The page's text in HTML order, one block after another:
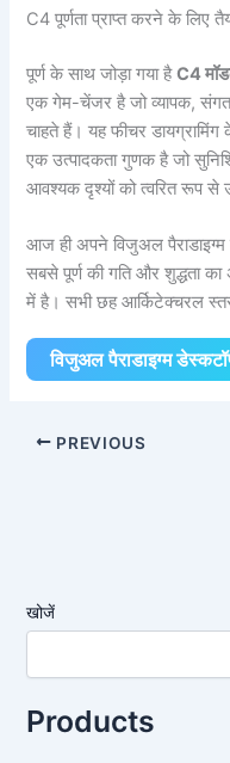
C4 पूर्णता प्राप्त करने के लिए
पूर्ण के साथ जोड़ा गया हैC4
एक गेम-चेंजर है जो व्यापक,
चाहते हैं। यह फीचर
एक उत्पादकता गुणक है जो
आवश्यक दृश्यों को त्वरित रूप से
आज ही अपने विजुअल
सबसे पूर्ण की गति और शुद्धता
में है। सभी छह आर्किटेक्चरल
विजुअल पैराडाइग्म
PREVIOUS
खोजें
Products